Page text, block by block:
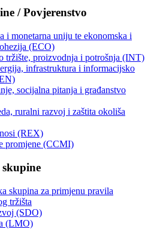
/ Povjerenstvo
i monetarna uniju te ekonomska i
(ECO)
tržište, proizvodnja i potrošnja (INT)
infrastruktura i informacijsko
socijalna pitanja i građanstvo
ruralni razvoj i zaštita okoliša
(REX)
promjene (CCMI)
skupina za primjenu pravila
tržišta
(SDO)
(LMO)